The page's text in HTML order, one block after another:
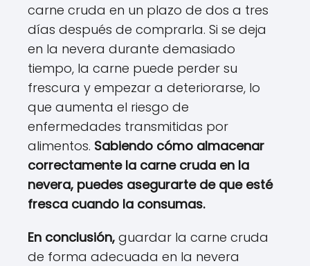
carne cruda en un plazo de dos a tres
días después de comprarla. Si se deja
en la nevera durante demasiado
tiempo, la carne puede perder su
frescura y empezar a deteriorarse, lo
que aumenta el riesgo de
enfermedades transmitidas por
alimentos. Sabiendo cómo almacenar
correctamente la carne cruda en la
nevera, puedes asegurarte de que esté
fresca cuando la consumas.
En conclusión, guardar la carne cruda
de forma adecuada en la nevera